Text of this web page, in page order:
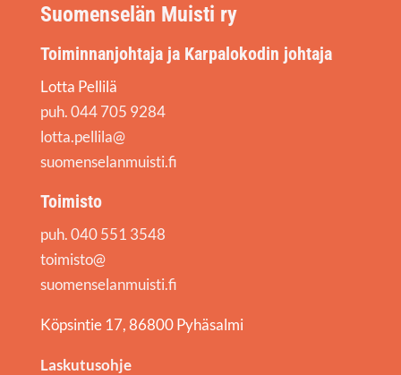
Suomenselän Muisti ry
Toiminnanjohtaja ja Karpalokodin johtaja
Lotta Pellilä
puh. 044 705 9284
lotta.pellila@
suomenselanmuisti.fi
Toimisto
puh. 040 551 3548
toimisto@
suomenselanmuisti.fi
Köpsintie 17, 86800 Pyhäsalmi
Laskutusohje